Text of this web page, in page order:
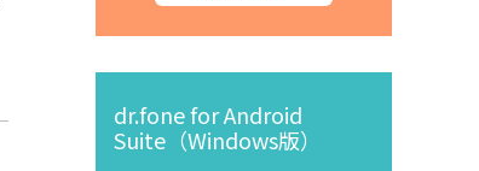
dr.fone for Android
Suite（Windows版）